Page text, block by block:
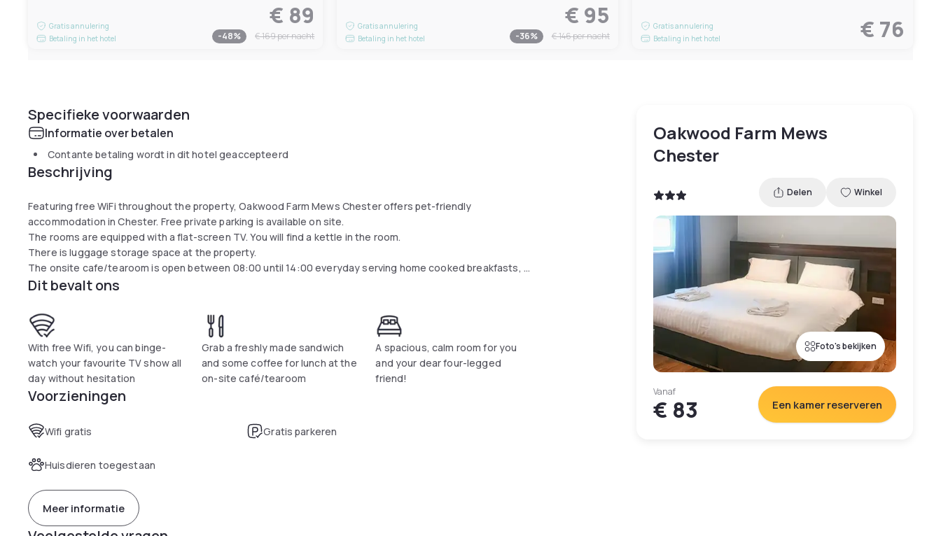
Gratis annulering
Betaling in het hotel
€ 89
-48% € 169per nacht
Gratis annulering
Betaling in het hotel
€ 95
-36% € 146per nacht
Gratis annulering
Betaling in het hotel
€ 76
Specifieke voorwaarden
Informatie over betalen
Contante betaling wordt in dit hotel geaccepteerd
Beschrijving
Featuring free WiFi throughout the property, Oakwood Farm Mews Chester offers pet-friendly
accommodation in Chester. Free private parking is available on site.
The rooms are equipped with a flat-screen TV. You will find a kettle in the room.
There is luggage storage space at the property.
The onsite cafe/tearoom is open between 08:00 until 14:00 everyday serving home cooked breakfasts, a
selection of hot snacks and freshly made sandwiches.
property. Liverpool John Lennon Airport is 35.4 km away.
Dit bevalt ons
With free Wifi, you can binge-
watch your favourite TV show all
day without hesitation
Grab a freshly made sandwich
and some coffee for lunch at the
on-site café/tearoom
A spacious, calm room for you
and your dear four-legged
friend!
Voorzieningen
Wifi gratis Gratis parkeren
Huisdieren toegestaan
Meer informatie
Oakwood Farm Mews
Chester
Delen Winkel
Foto's bekijken
Vanaf
€ 83 Een kamer reserveren